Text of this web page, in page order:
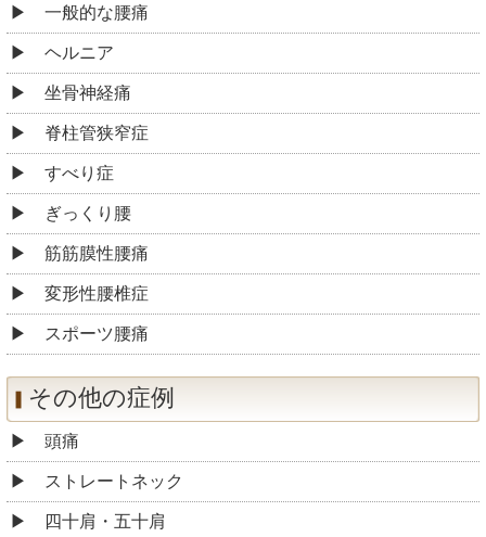
一般的な腰痛
ヘルニア
坐骨神経痛
脊柱管狭窄症
すべり症
ぎっくり腰
筋筋膜性腰痛
変形性腰椎症
スポーツ腰痛
その他の症例
頭痛
ストレートネック
四十肩・五十肩